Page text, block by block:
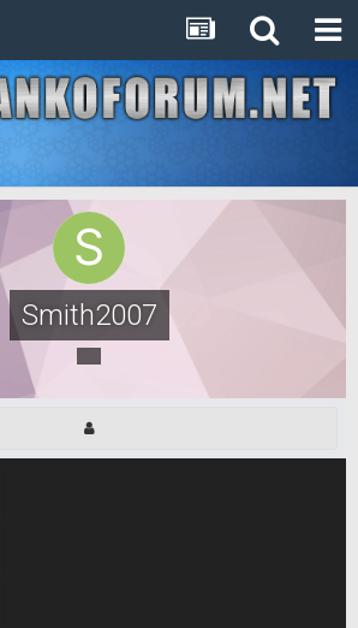
Smith2007